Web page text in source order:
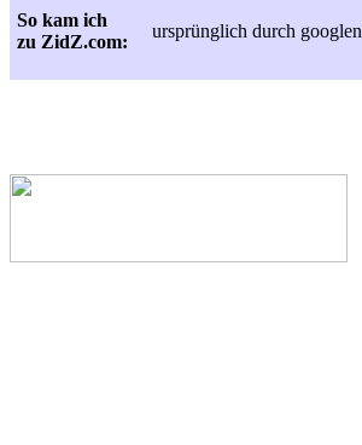
So kam ich
zu ZidZ.com:
ursprünglich durch googlen